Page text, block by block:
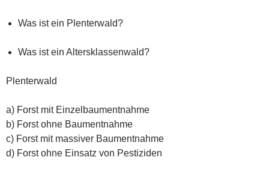
Was ist ein Plenterwald?
Was ist ein Altersklassenwald?
Plenterwald
a) Forst mit Einzelbaumentnahme
b) Forst ohne Baumentnahme
c) Forst mit massiver Baumentnahme
d) Forst ohne Einsatz von Pestiziden